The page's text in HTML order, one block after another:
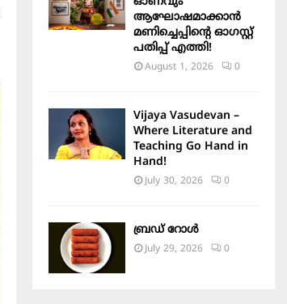
ആഘോഷമാക്കാൻ
മണിച്ചെപ്പിന്റെ ഓഗസ്റ്റ്
പതിപ്പ് എത്തി!
August 1, 2026 0
Vijaya Vasudevan –
Where Literature and
Teaching Go Hand in
Hand!
July 30, 2026 0
ബ്രഡ് റോൾ
July 29, 2026 0